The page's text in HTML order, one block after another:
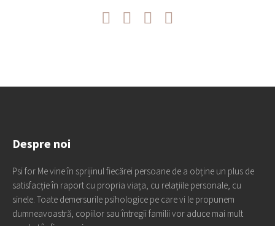
Despre noi
Psi for Me vine în sprijinul fiecărei persoane de a obține un plus de
satisfacție în raport cu propria viața, cu relațiile personale, cu
sinele. Toate demersurile psihologice pe care vi le propunem
dumneavoastră, copiilor sau întregii familii vor aduce mai mult